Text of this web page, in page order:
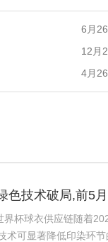
6月
12月
4月
色技术破局,前5
杯球衣供应链随着
术可显著降低印染环